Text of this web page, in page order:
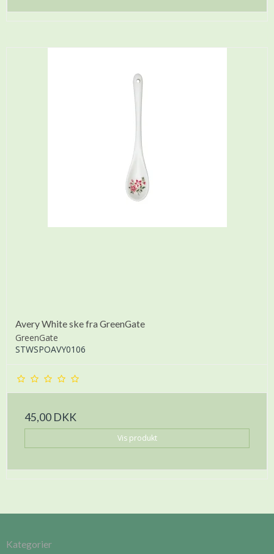
Avery White ske fra GreenGate
GreenGate
STWSPOAVY0106
45,00 DKK
Vis produkt
Kategorier